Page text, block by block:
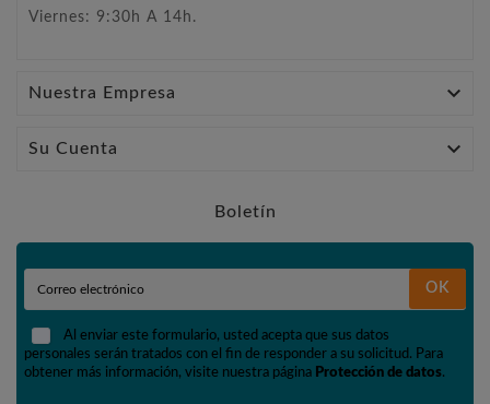
Viernes: 9:30h A 14h.
Nuestra Empresa 
Su Cuenta 
Boletín
OK
Al enviar este formulario, usted acepta que sus datos
personales serán tratados con el fin de responder a su solicitud. Para
obtener más información, visite nuestra página Protección de datos.